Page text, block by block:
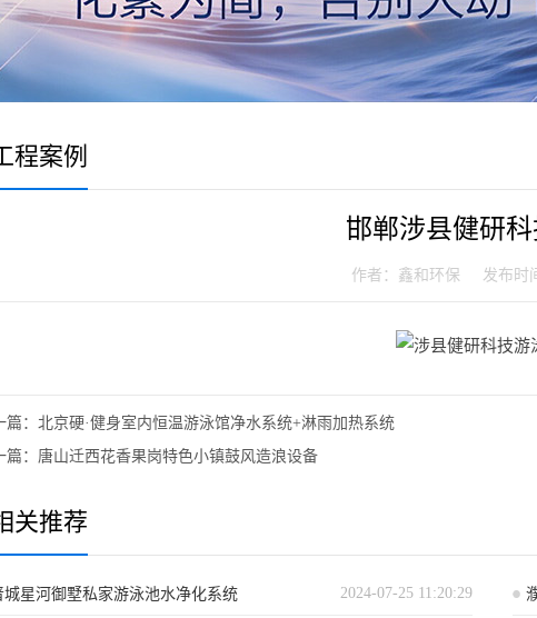
程案例
邯郸涉县健研
作者：鑫和环保 发布时
篇： 北京硬·健身室内恒温游泳馆净水系统+淋雨加热系统
篇： 唐山迁西花香果岗特色小镇鼓风造浪设备
关推荐
2024-07-25 11:20:29
城星河御墅私家游泳池水净化系统